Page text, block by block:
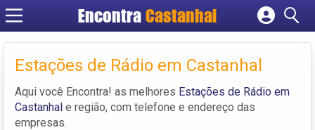
EncontraCastanhal
Cadastrar empresa
Criar conta
Estações de Rádio em Castanhal
Aqui você Encontra! as melhores Estações de Rádio em
Castanhal e região, com telefone e endereço das
empresas.